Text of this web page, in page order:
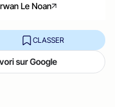
Le Noan
CLASSER
sur Google